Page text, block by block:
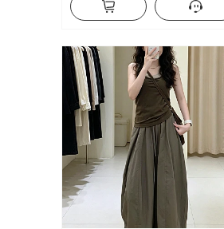
Para pessoas baixas Casual Calças
retas Descontraído Calça comprida